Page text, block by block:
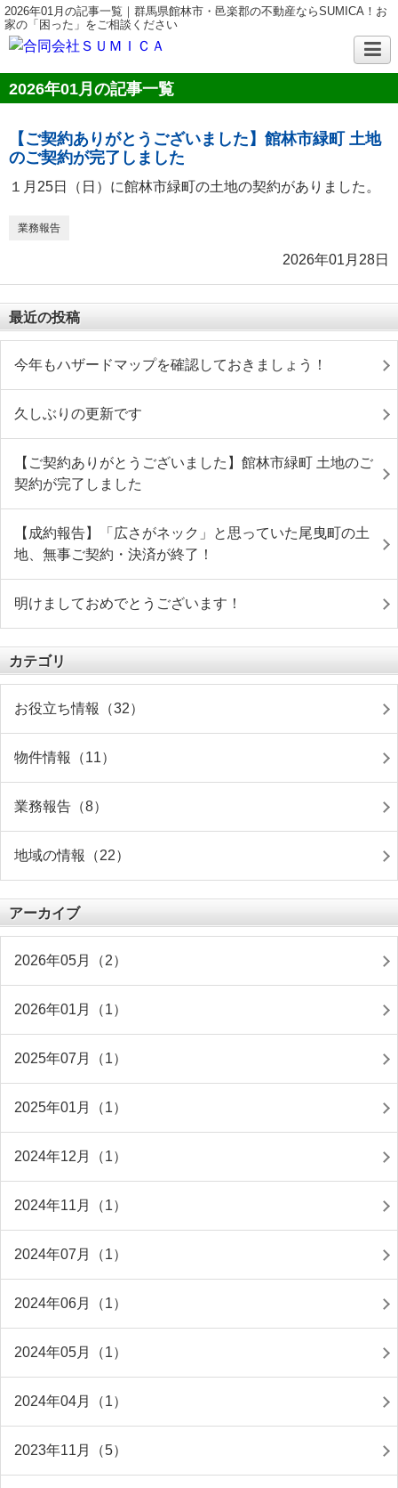
2026年01月の記事一覧｜群馬県館林市・邑楽郡の不動産ならSUMICA！お
家の「困った」をご相談ください
2026年01月の記事一覧
【ご契約ありがとうございました】館林市緑町 土地
のご契約が完了しました
１月25日（日）に館林市緑町の土地の契約がありました。
業務報告
2026年01月28日
最近の投稿
今年もハザードマップを確認しておきましょう！
久しぶりの更新です
【ご契約ありがとうございました】館林市緑町 土地のご
契約が完了しました
【成約報告】「広さがネック」と思っていた尾曳町の土
地、無事ご契約・決済が終了！
明けましておめでとうございます！
カテゴリ
お役立ち情報（32）
物件情報（11）
業務報告（8）
地域の情報（22）
アーカイブ
2026年05月（2）
2026年01月（1）
2025年07月（1）
2025年01月（1）
2024年12月（1）
2024年11月（1）
2024年07月（1）
2024年06月（1）
2024年05月（1）
2024年04月（1）
2023年11月（5）